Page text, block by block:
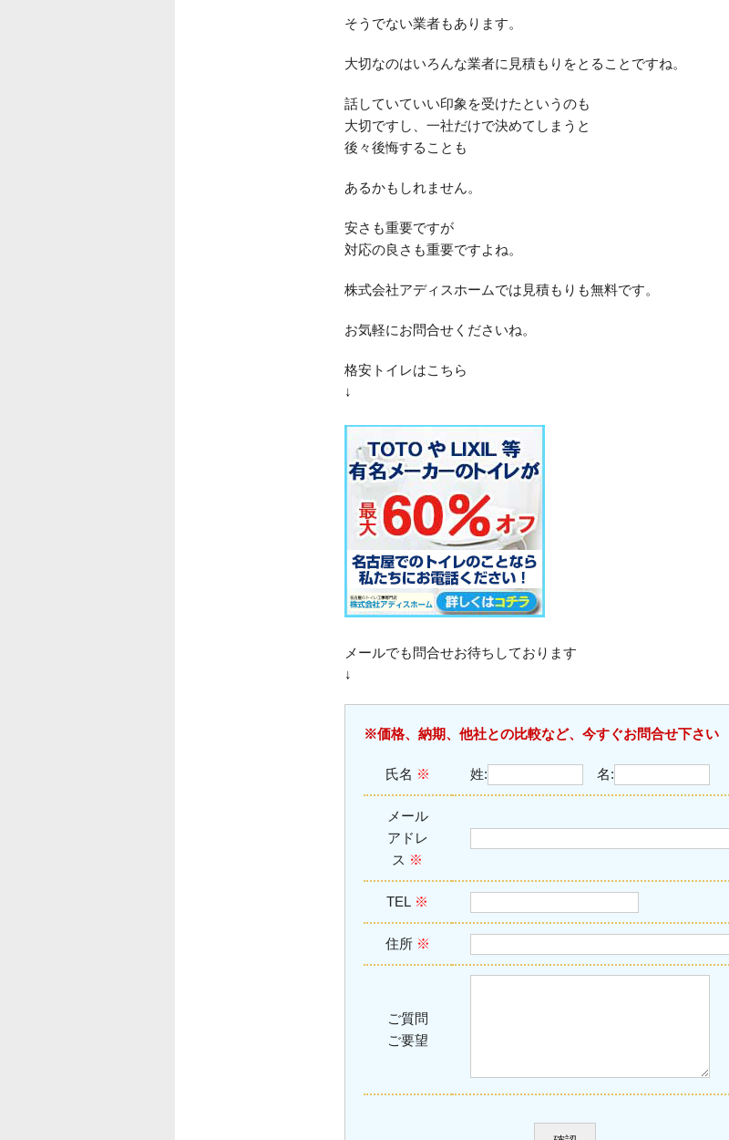
そうでない業者もあります。
大切なのはいろんな業者に見積もりをとることですね。
話していていい印象を受けたというのも
大切ですし、一社だけで決めてしまうと
後々後悔することも
あるかもしれません。
安さも重要ですが
対応の良さも重要ですよね。
株式会社アディスホームでは見積もりも無料です。
お気軽にお問合せくださいね。
格安トイレはこちら
↓
メールでも問合せお待ちしております
↓
※価格、納期、他社との比較など、今すぐお問合せ下さい
氏名 ※ 姓: 名:
メール
アドレ
ス ※
TEL ※
住所 ※
ご質問
ご要望